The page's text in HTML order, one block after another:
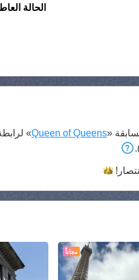
الحالة
«
Queen of Queens
»
مجاناً